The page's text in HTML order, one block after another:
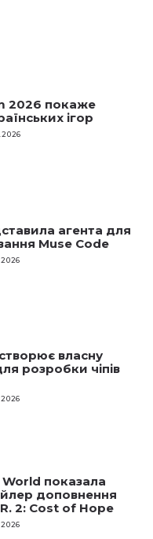
2026 покаже
ігор
агента для
Muse Code
власну
розробки чіпів
World показала
доповнення
2: Cost of Hope